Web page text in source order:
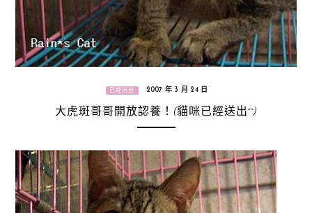
已經送出 2007 年 3 月 24 日
大虎斑哥哥開放認養！(貓咪已經送出^^)